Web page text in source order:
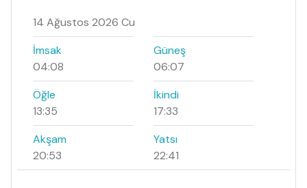
14 Ağustos 2026 Cu
İmsak
04:08
Güneş
06:07
Öğle
13:35
İkindi
17:33
Akşam
20:53
Yatsı
22:41